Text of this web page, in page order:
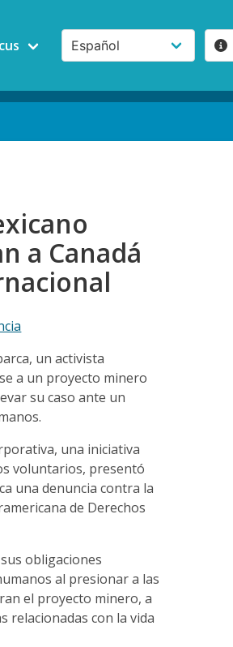
a Canadá
un activista
a un proyecto minero
su caso ante un
una iniciativa
voluntarios, presentó
una denuncia contra la
de Derechos
obligaciones
al presionar a las
el proyecto minero, a
relacionadas con la vida